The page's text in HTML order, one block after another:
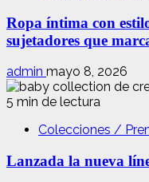
Ropa íntima con
sujetadores que
admin mayo 8, 2026
5 min de lectura
Colecciones /
Lanzada la nueva